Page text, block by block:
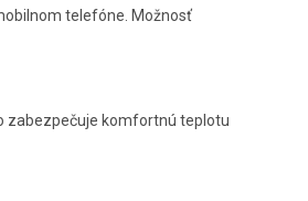
telefóne. Možnosť
zabezpečuje komfortnú teplotu